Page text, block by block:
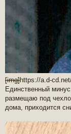
[img]https://a.d-
Единственный
размещаю под
дома, приходится